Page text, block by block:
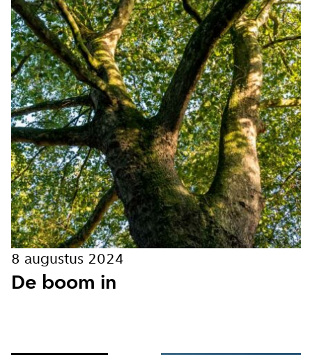
Ik ga akkoord met de
privacy voorwaarden
Aanmelden
De boom in
8 augustus 2024